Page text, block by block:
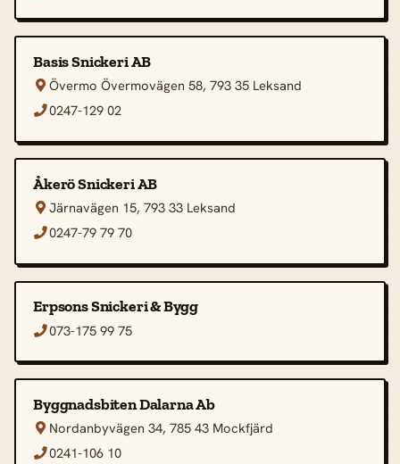
Basis Snickeri AB
 Övermo Övermovägen 58, 793 35 Leksand
0247-129 02
Åkerö Snickeri AB
 Järnavägen 15, 793 33 Leksand
0247-79 79 70
Erpsons Snickeri & Bygg
073-175 99 75
Byggnadsbiten Dalarna Ab
 Nordanbyvägen 34, 785 43 Mockfjärd
0241-106 10